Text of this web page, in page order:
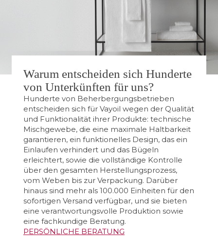
Warum entscheiden sich Hunderte
von Unterkünften für uns?
Hunderte von Beherbergungsbetrieben
entscheiden sich für Vayoil wegen der Qualität
und Funktionalität ihrer Produkte: technische
Mischgewebe, die eine maximale Haltbarkeit
garantieren, ein funktionelles Design, das ein
Einlaufen verhindert und das Bügeln
erleichtert, sowie die vollständige Kontrolle
über den gesamten Herstellungsprozess,
vom Weben bis zur Verpackung. Darüber
hinaus sind mehr als 100.000 Einheiten für den
sofortigen Versand verfügbar, und sie bieten
eine verantwortungsvolle Produktion sowie
eine fachkundige Beratung.
PERSÖNLICHE BERATUNG